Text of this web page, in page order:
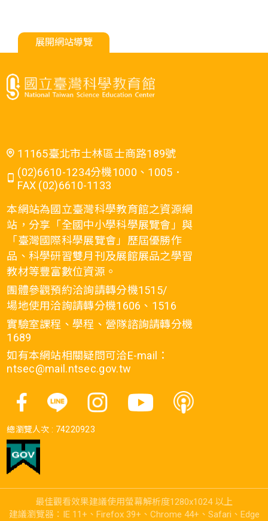
展開網站導覽
11165臺北市士林區士商路189號
(02)6610-1234分機1000、1005．
FAX (02)6610-1133
本網站為國立臺灣科學教育館之資源網
站，分享「全國中小學科學展覽會」與
「臺灣國際科學展覽會」歷屆優勝作
品、科學研習雙月刊及展館展品之學習
教材等豐富數位資源。
團體參觀預約洽詢請轉分機1515/
場地使用洽詢請轉分機1606、1516
實驗室課程、學程、營隊諮詢請轉分機
1689
如有本網站相關疑問可洽E-mail：
ntsec@mail.ntsec.gov.tw
總瀏覽人次 : 74220923
最佳觀看效果建議使用螢幕解析度1280x1024 以上
建議瀏覽器：IE 11+、Firefox 39+、Chrome 44+、Safari、Edge